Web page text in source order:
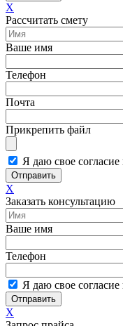
X
Рассчитать смету
Ваше имя
Телефон
Почта
Прикрепить файл
Я даю свое
Отправить
X
Заказать консультацию
Ваше имя
Телефон
Я даю свое
Отправить
X